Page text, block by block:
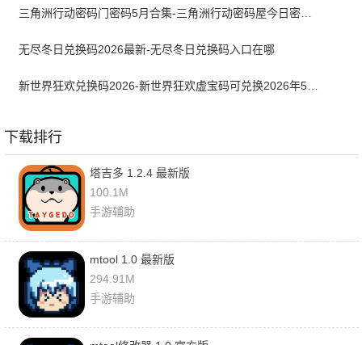
三角洲行动密码门密码5月合集-三角洲行动密码屋今日密码大全2026最新5月
无尽冬日兑换码2026最新-无尽冬日兑换码入口在哪
新世界狂欢兑换码2026-新世界狂欢虚宝码可兑换2026年5月最新
下载排行
塔吉多 1.2.4 最新版
100.1M
手游辅助
mtool 1.0 最新版
294.91M
手游辅助